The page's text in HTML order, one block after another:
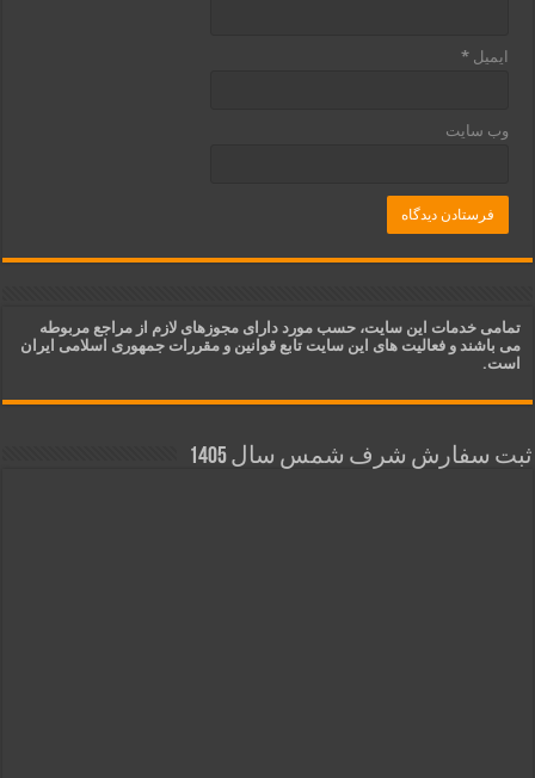
ایمیل*
وب‌ سایت
تمامی خدمات این سایت، حسب مورد دارای مجوزهای لازم از مراجع مربوطه
می باشند و فعالیت های این سایت تابع قوانین و مقررات جمهوری اسلامی ایران
است.
ثبت سفارش شرف شمس سال 1405